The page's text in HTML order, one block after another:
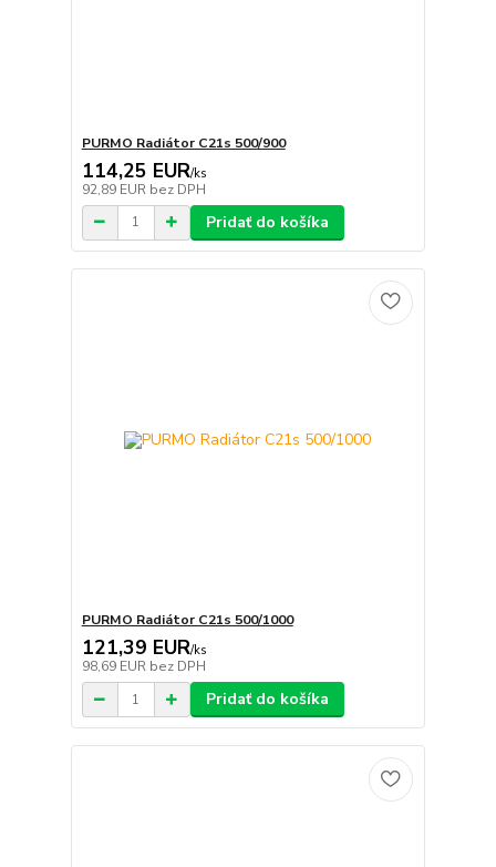
PURMO Radiátor C21s 500/900
114,25 EUR/ks
92,89 EUR bez DPH
Pridať do košíka
PURMO Radiátor C21s 500/1000
121,39 EUR/ks
98,69 EUR bez DPH
Pridať do košíka